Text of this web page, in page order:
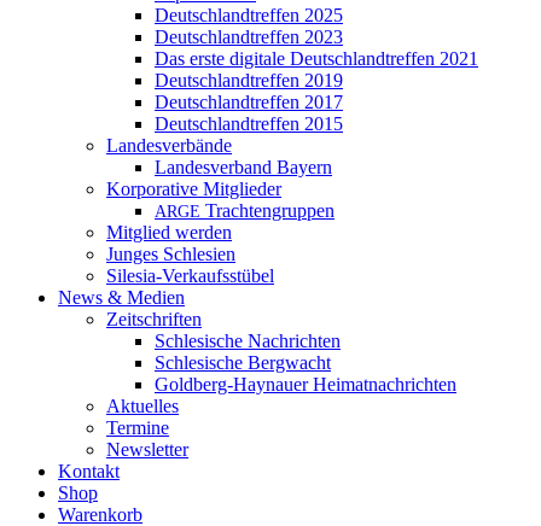
Deutschlandtreffen 2025
Deutschlandtreffen 2023
Das erste digitale Deutschlandtreffen 2021
Deutschlandtreffen 2019
Deutschlandtreffen 2017
Deutschlandtreffen 2015
Landesverbände
Landesverband Bayern
Korporative Mitglieder
ARGE Trachtengruppen
Mitglied werden
Junges Schlesien
Silesia-Verkaufsstübel
News & Medien
Zeitschriften
Schlesische Nachrichten
Schlesische Bergwacht
Goldberg-Haynauer Heimatnachrichten
Aktuelles
Termine
Newsletter
Kontakt
Shop
Warenkorb